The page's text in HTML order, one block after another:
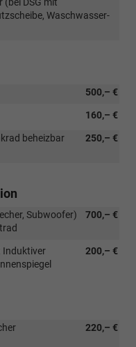
Waschwasser-
500,– €
160,– €
250,– €
beheizbar
700,– €
Subwoofer)
200,– €
Induktiver
220,– €